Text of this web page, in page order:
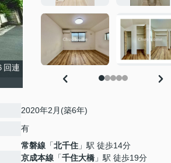
回連
2020年2月(築6年)
有
常磐線 「北千住 」駅 徒歩14分
京成本線 「千住大橋 」駅 徒歩19分